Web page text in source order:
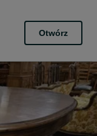
Otwórz